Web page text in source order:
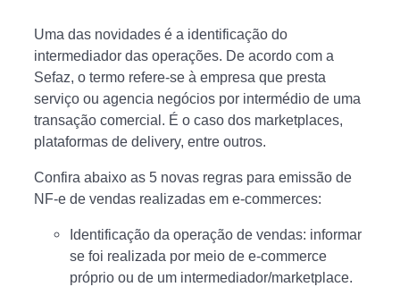
Uma das novidades é a identificação do
intermediador das operações. De acordo com a
Sefaz, o termo refere-se à empresa que presta
serviço ou agencia negócios por intermédio de uma
transação comercial. É o caso dos marketplaces,
plataformas de delivery, entre outros.
Confira abaixo as 5 novas regras para emissão de
NF-e de vendas realizadas em e-commerces:
Identificação da operação de vendas: informar
se foi realizada por meio de e-commerce
próprio ou de um intermediador/marketplace.